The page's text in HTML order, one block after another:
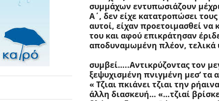
συμμάχων εντυπωσιάζουν
Α΄, δεν είχε κατατροπώσει
αυτοί, είχαν προετοιμασθεί
του και αφού επικράτησαν
αποδυναμωμένη πλέον,
Δυστυχώς το
συμβεί…..Αντικρύζοντας τον
ξεψυχισμένη πνιγμένη μεσ’ τα
« Τζιαι πκιάνει τζιαι την
άλλη διασκευή… «…τζιαί